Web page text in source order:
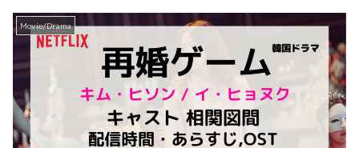
Movie/Drama